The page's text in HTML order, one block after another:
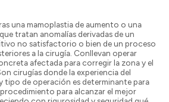
una mamoplastia de aumento o una
tratan anomalías derivadas de un
no satisfactorio o bien de un proceso
a la cirugía. Conllevan operar
afectada para corregir la zona y el
cirugías donde la experiencia del
tipo de operación es determinante para
para alcanzar el mejor